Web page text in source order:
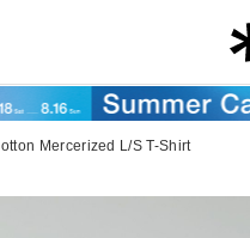
Mercerized L/S T-Shirt